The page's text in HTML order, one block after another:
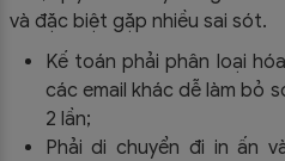
và đặc biệt gặp nhiều sai sót.
Kế toán phải phân loại
các email khác dễ làm bỏ
2 lần;
Phải di chuyển đi in ấn